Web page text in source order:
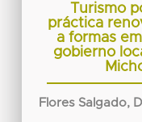
Turismo
práctica
a formas
gobierno
Flores Salgado,